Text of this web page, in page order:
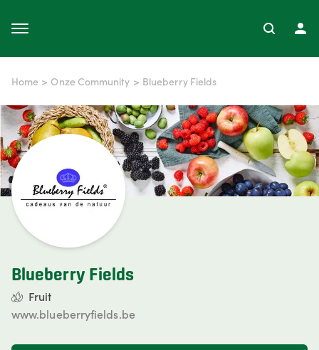
Home > Onze Community > Blueberry Fields
Blueberry Fields
Fruit
www.blueberryfields.be